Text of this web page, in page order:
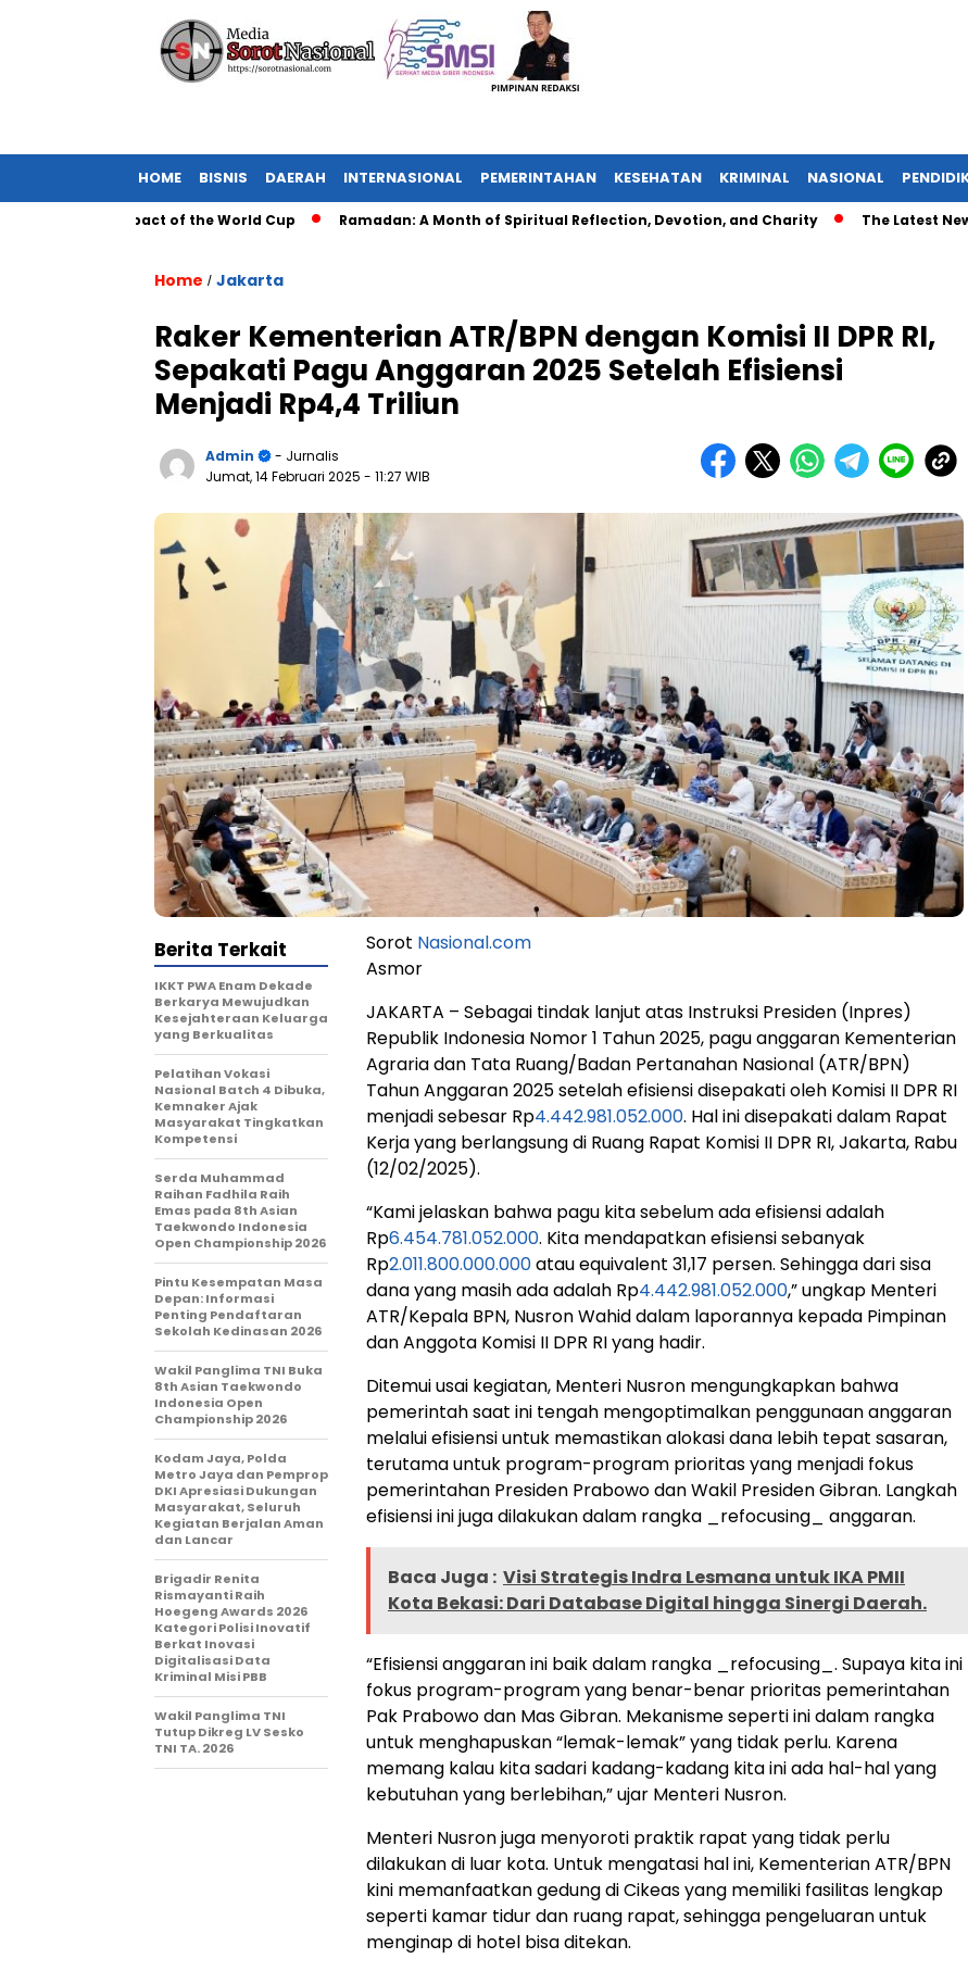
HOME BISNIS DAERAH INTERNASIONAL PEMERINTAHAN KESEHATAN KRIMINAL NASIONAL
Global Impact of the World Cup Ramadan: A Month of Spiritual Reflection, Devotion, and Charity The Latest News in
Home / Jakarta
Raker Kementerian ATR/BPN dengan Komisi II DPR RI,
Sepakati Pagu Anggaran 2025 Setelah Efisiensi
Menjadi Rp4,4 Triliun
Admin
- Jurnalis
Jumat, 14 Februari 2025 - 11:27 WIB
Sorot Nasional.com
Asmor
JAKARTA – Sebagai tindak lanjut atas Instruksi Presiden (Inpres)
Republik Indonesia Nomor 1 Tahun 2025, pagu anggaran Kementerian
Agraria dan Tata Ruang/Badan Pertanahan Nasional (ATR/BPN)
Tahun Anggaran 2025 setelah efisiensi disepakati oleh Komisi II DPR RI
menjadi sebesar Rp4.442.981.052.000. Hal ini disepakati dalam Rapat
Kerja yang berlangsung di Ruang Rapat Komisi II DPR RI, Jakarta, Rabu
(12/02/2025).
“Kami jelaskan bahwa pagu kita sebelum ada efisiensi adalah
Rp6.454.781.052.000. Kita mendapatkan efisiensi sebanyak
Rp2.011.800.000.000atau equivalent 31,17 persen. Sehingga dari sisa
dana yang masih ada adalah Rp4.442.981.052.000,” ungkap Menteri
ATR/Kepala BPN, Nusron Wahid dalam laporannya kepada Pimpinan
dan Anggota Komisi II DPR RI yang hadir.
Ditemui usai kegiatan, Menteri Nusron mengungkapkan bahwa
pemerintah saat ini tengah mengoptimalkan penggunaan anggaran
melalui efisiensi untuk memastikan alokasi dana lebih tepat sasaran,
terutama untuk program-program prioritas yang menjadi fokus
pemerintahan Presiden Prabowo dan Wakil Presiden Gibran. Langkah
efisiensi ini juga dilakukan dalam rangka _refocusing_ anggaran.
Baca Juga : Visi Strategis Indra Lesmana untuk IKA PMII
Kota Bekasi: Dari Database Digital hingga Sinergi Daerah.
“Efisiensi anggaran ini baik dalam rangka _refocusing_. Supaya kita ini
fokus program-program yang benar-benar prioritas pemerintahan
Pak Prabowo dan Mas Gibran. Mekanisme seperti ini dalam rangka
untuk menghapuskan “lemak-lemak” yang tidak perlu. Karena
memang kalau kita sadari kadang-kadang kita ini ada hal-hal yang
kebutuhan yang berlebihan,” ujar Menteri Nusron.
Menteri Nusron juga menyoroti praktik rapat yang tidak perlu
dilakukan di luar kota. Untuk mengatasi hal ini, Kementerian ATR/BPN
kini memanfaatkan gedung di Cikeas yang memiliki fasilitas lengkap
seperti kamar tidur dan ruang rapat, sehingga pengeluaran untuk
menginap di hotel bisa ditekan.
Berita Terkait
IKKT PWA Enam Dekade
Berkarya Mewujudkan
Kesejahteraan Keluarga
yang Berkualitas
Pelatihan Vokasi
Nasional Batch 4 Dibuka,
Kemnaker Ajak
Masyarakat Tingkatkan
Kompetensi
Serda Muhammad
Raihan Fadhila Raih
Emas pada 8th Asian
Taekwondo Indonesia
Open Championship 2026
Pintu Kesempatan Masa
Depan: Informasi
Penting Pendaftaran
Sekolah Kedinasan 2026
Wakil Panglima TNI Buka
8th Asian Taekwondo
Indonesia Open
Championship 2026
Kodam Jaya, Polda
Metro Jaya dan Pemprop
DKI Apresiasi Dukungan
Masyarakat, Seluruh
Kegiatan Berjalan Aman
dan Lancar
Brigadir Renita
Rismayanti Raih
Hoegeng Awards 2026
Kategori Polisi Inovatif
Berkat Inovasi
Digitalisasi Data
Kriminal Misi PBB
Wakil Panglima TNI
Tutup Dikreg LV Sesko
TNI TA. 2026